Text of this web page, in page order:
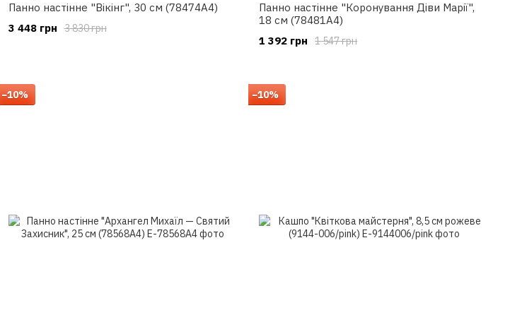
Панно настінне "Вікінг", 30 см (78474A4)
3 830 грн
3 448 грн
Панно настінне "Коронування Діви Марії",
18 см (78481A4)
1 547 грн
1 392 грн
−10% −10%